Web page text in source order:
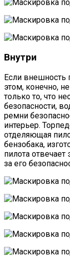
Внутри
Если внешность
этом, конечно,
только то, что
безопасности,
ремни
интерьер.
отделяющая
бензобака,
пилота отвечает
за его